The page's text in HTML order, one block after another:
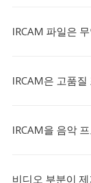
IRCAM 파일은
IRCAM은 고품질
IRCAM을 음악
비디오 부분이